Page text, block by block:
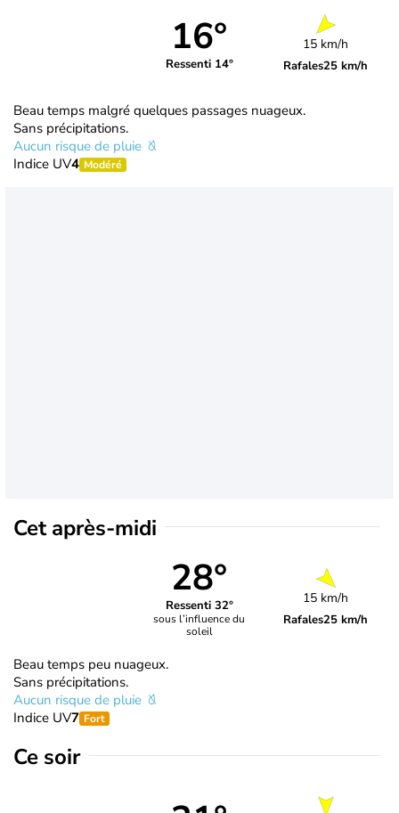
16°
Ressenti 14°
15 km/h
Rafales25 km/h
Beau temps malgré quelques passages nuageux.
Sans précipitations.
Aucun risque de pluie
Indice UV4 Modéré
Cet après-midi
28°
Ressenti 32°
sous l’influence du
soleil
15 km/h
Rafales25 km/h
Beau temps peu nuageux.
Sans précipitations.
Aucun risque de pluie
Indice UV7 Fort
Ce soir